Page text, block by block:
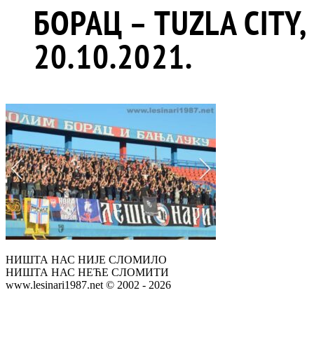
БОРАЦ – TUZLA CITY,
20.10.2021.
НИШТА НАС НИЈЕ СЛОМИЛО
НИШТА НАС НЕЋЕ СЛОМИТИ
www.lesinari1987.net © 2002 - 2026